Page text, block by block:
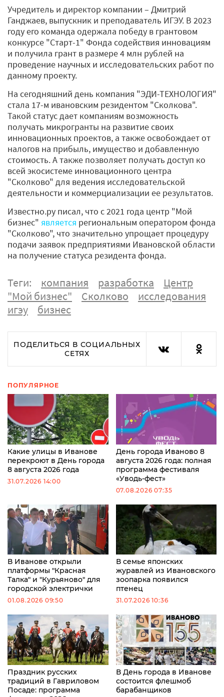
Учредитель и директор компании – Дмитрий
Ганджаев, выпускник и преподаватель ИГЭУ. В 2023
году его команда одержала победу в грантовом
конкурсе "Старт-1" Фонда содействия инновациям
и получила грант в размере 4 млн рублей на
проведение научных и исследовательских работ по
данному проекту.
На сегодняшний день компания "ЭДИ-ТЕХНОЛОГИЯ"
стала 17-м ивановским резидентом "Сколкова".
Такой статус дает компаниям возможность
получать микрогранты на развитие своих
инновационных проектов, а также освобождает от
налогов на прибыль, имущество и добавленную
стоимость. А также позволяет получать доступ ко
всей экосистеме инновационного центра
"Сколково" для ведения исследовательской
деятельности и коммерциализации ее результатов.
Известно.ру писал, что с 2021 года центр "Мой
бизнес" является региональным оператором фонда
"Сколково", что значительно упрощает процедуру
подачи заявок предприятиями Ивановской области
на получение статуса резидента фонда.
Теги: компания разработка
Центр
"Мой бизнес"
Сколково
исследования
игэу
бизнес
ПОДЕЛИТЬСЯ В СОЦИАЛЬНЫХ
СЕТЯХ
ПОПУЛЯРНОЕ
Какие улицы в Иванове
перекроют в День города
8 августа 2026 года
31.07.2026 14:00
День города Иваново 8
августа 2026 года: полная
программа фестиваля
«Уводь-фест»
07.08.2026 07:35
В Иванове открыли
платформы "Красная
Талка" и "Курьяново" для
городской электрички
01.08.2026 09:50
В семье японских
журавлей из Ивановского
зоопарка появился
птенец
31.07.2026 10:36
Праздник русских
традиций в Гавриловом
Посаде: программа
В День города в Иванове
состоится флешмоб
барабанщиков